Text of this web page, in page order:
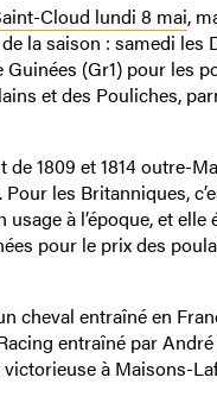
Cloud lundi 8 mai,
la saison : samedi les
(Gr1) pour les
et des Pouliches,
1809 et 1814 outre-
les Britanniques,
à l’époque, et
pour le prix des
cheval entraîné en
entraîné par
à Maisons-